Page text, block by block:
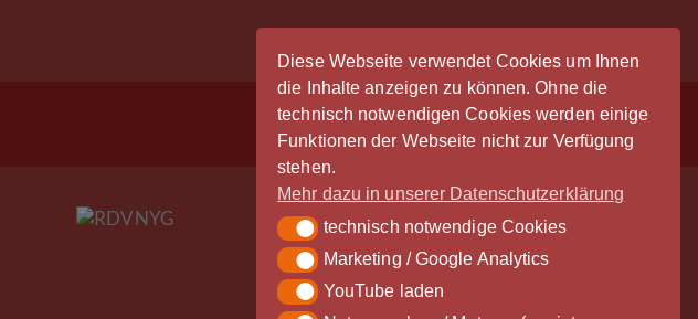
Diese Webseite verwendet Cookies um Ihnen
die Inhalte anzeigen zu können. Ohne die
technisch notwendigen Cookies werden einige
Funktionen der Webseite nicht zur Verfügung
stehen.
Mehr dazu in unserer Datenschutzerklärung
technisch notwendige Cookies
technisch notwendige Cookies
Marketing / Google Analytics
Marketing / Google Analytics
YouTube laden
YouTube laden
Anmeldung
Der Vinylrausch wäre nicht möglich
ohne die großzügige Unterstützung